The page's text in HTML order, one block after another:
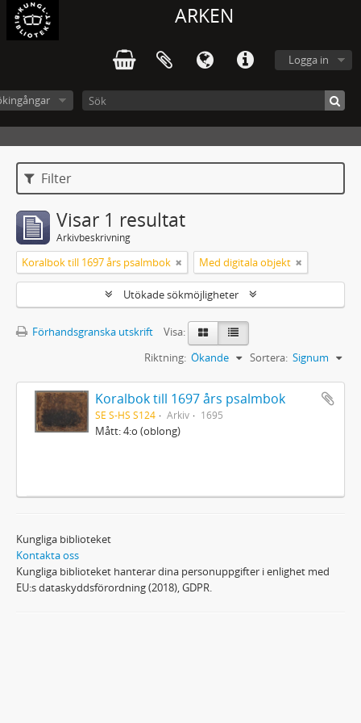
ARKEN
Logga in
Filter
Visar 1 resultat
Arkivbeskrivning
Koralbok till 1697 års psalmbok Med digitala objekt
Utökade sökmöjligheter
Förhandsgranska utskrift
Visa:
Sortera: Signum
Riktning: Ökande
Koralbok till 1697 års psalmbok
SE S-HS S124 Arkiv 1695
Mått: 4:o (oblong)
Kungliga biblioteket
Kontakta oss
Kungliga biblioteket hanterar dina personuppgifter i enlighet med
EU:s dataskyddsförordning (2018), GDPR.